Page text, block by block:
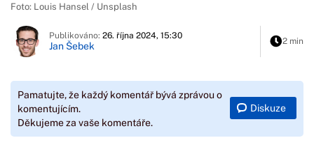
Foto: Louis Hansel / Unsplash
Publikováno: 26. října 2024, 15:30
Jan Šebek 2 min
Pamatujte, že každý komentář bývá zprávou o
komentujícím.
Děkujeme za vaše komentáře.
Diskuze